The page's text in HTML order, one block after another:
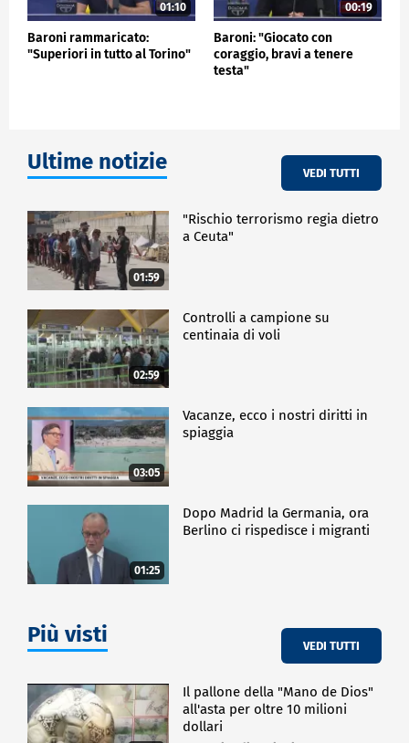
01:10
Baroni rammaricato:
"Superiori in tutto al Torino"
00:19
Baroni: "Giocato con
coraggio, bravi a tenere
testa"
Ultime notizie VEDI TUTTI
01:59
"Rischio terrorismo regia dietro
a Ceuta"
02:59
Controlli a campione su
centinaia di voli
03:05
Vacanze, ecco i nostri diritti in
spiaggia
01:25
Dopo Madrid la Germania, ora
Berlino ci rispedisce i migranti
Più visti VEDI TUTTI
Il pallone della "Mano de Dios"
all'asta per oltre 10 milioni
dollari